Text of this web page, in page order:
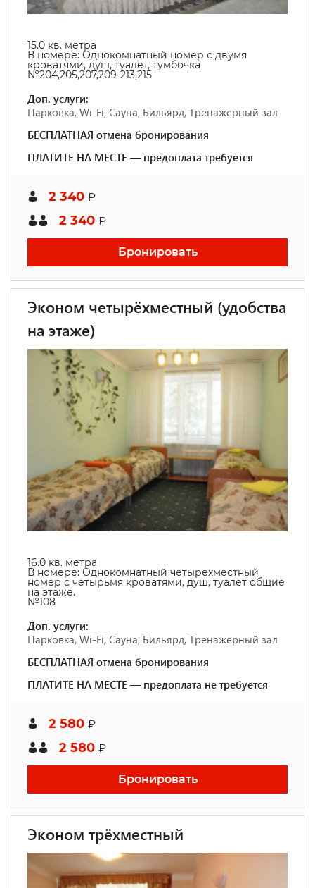
15.0 кв. метра
В номере: Однокомнатный номер с двумя
кроватями, душ, туалет, тумбочка
№204,205,207,209-213,215
Доп. услуги:
Парковка, Wi-Fi, Сауна, Бильярд, Тренажерный зал
БЕСПЛАТНАЯ отмена бронирования
ПЛАТИТЕ НА МЕСТЕ — предоплата требуется
2 340 ₽
2 340 ₽
Бронировать
Эконом четырёхместный (удобства
на этаже)
16.0 кв. метра
В номере: Однокомнатный четырехместный
номер с четырьмя кроватями, душ, туалет общие
на этаже.
№108
Доп. услуги:
Парковка, Wi-Fi, Сауна, Бильярд, Тренажерный зал
БЕСПЛАТНАЯ отмена бронирования
ПЛАТИТЕ НА МЕСТЕ — предоплата не требуется
2 580 ₽
2 580 ₽
Бронировать
Эконом трёхместный